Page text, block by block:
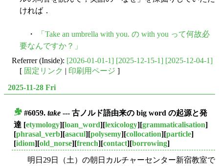
ければ．
・
「Take an umbrella with you. の with you って何故必
要なんですか？」
Referrer (Inside): [2026-01-01-1] [2025-12-15-1] [2025-12-04-1]
[ 固定リンク | 印刷用ページ ]
2025-11-28 Fri
#6059. take --- 古ノルド語由来の big word の起源と発
達 [etymology][loan_word][lexicology][grammaticalisation]
[phrasal_verb][asacul][polysemy][collocation][particle]
[idiom][old_norse][french][contact][borrowing]
明日29日（土）の朝日カルチャーセンター新宿教室で